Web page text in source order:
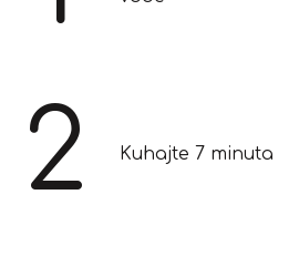
2 Kuhajte 7 minuta